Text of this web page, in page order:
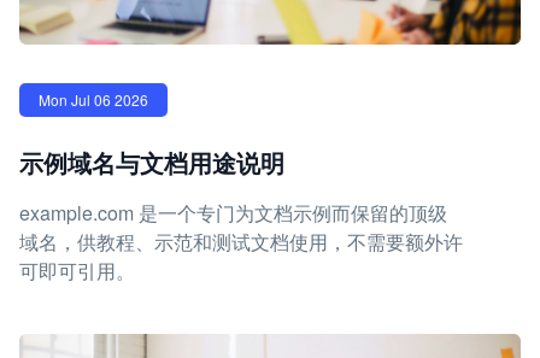
Mon Jul 06 2026
示例域名与文档用途说明
example.com 是一个专门为文档示例而保留的顶级
域名，供教程、示范和测试文档使用，不需要额外许
可即可引用。